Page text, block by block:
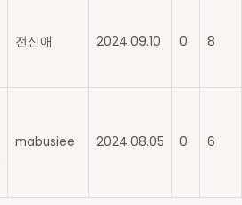
전신애 2024.09.10 0 8
mabusiee 2024.08.05 0 6